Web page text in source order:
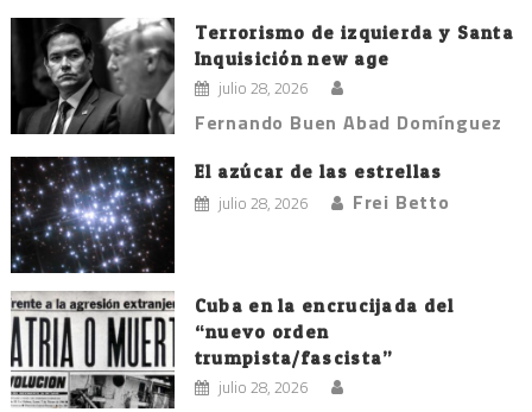
Terrorismo de izquierda y Santa
Inquisición new age
julio 28, 2026
Fernando Buen Abad Domínguez
El azúcar de las estrellas
julio 28, 2026 Frei Betto
Cuba en la encrucijada del
“nuevo orden
trumpista/fascista”
julio 28, 2026